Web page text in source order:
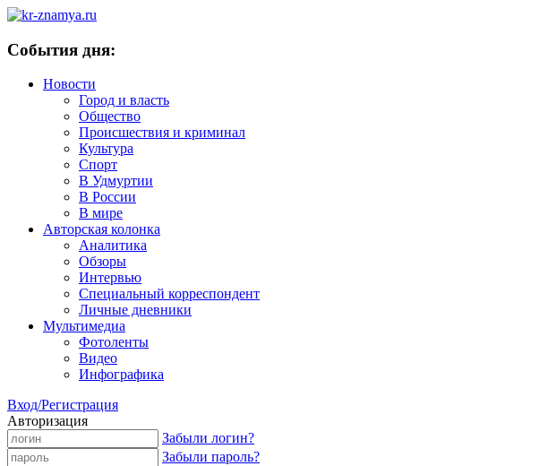
События дня:
Новости
Город и власть
Общество
Происшествия и криминал
Культура
Спорт
В Удмуртии
В России
В мире
Авторская колонка
Аналитика
Обзоры
Интервью
Специальный корреспондент
Личные дневники
Мультимедиа
Фотоленты
Видео
Инфографика
Вход/Регистрация
Авторизация
Забыли логин?
Забыли пароль?